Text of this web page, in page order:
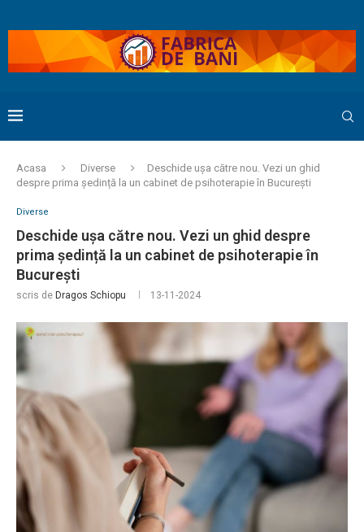
Acasa Diverse
Deschide ușa către nou. Vezi un ghid
despre prima ședință la un cabinet de psihoterapie în București
Diverse
Deschide ușa către nou. Vezi un ghid despre
prima ședință la un cabinet de psihoterapie în
București
scris de Dragos Schiopu 13-11-2024